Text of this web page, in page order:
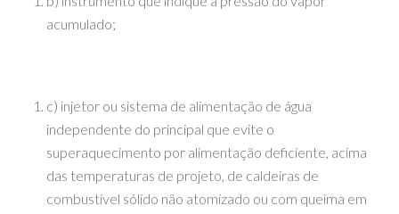
acumulado;
c) injetor ou sistema de alimentação de água
independente do principal que evite o
superaquecimento por alimentação deficiente, acima
das temperaturas de projeto, de caldeiras de
combustível sólido não atomizado ou com queima em